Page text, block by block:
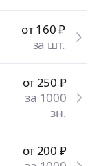
от 160₽
за шт.
от 250 ₽
за 1000
зн.
от 200 ₽